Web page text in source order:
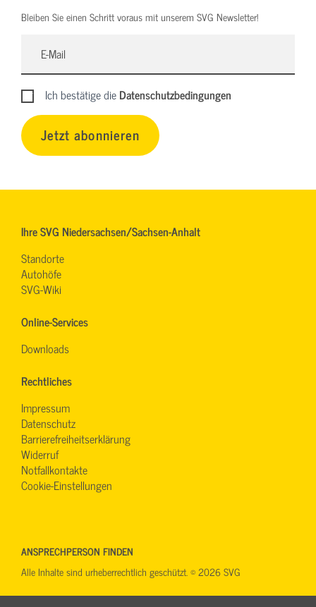
Bleiben Sie einen Schritt voraus mit unserem SVG Newsletter!
Ich bestätige dieDatenschutzbedingungen
Jetzt abonnieren
Ihre SVG Niedersachsen/Sachsen-Anhalt
Standorte
Autohöfe
SVG-Wiki
Online-Services
Downloads
Rechtliches
Impressum
Datenschutz
Barrierefreiheitserklärung
Widerruf
Notfallkontakte
Cookie-Einstellungen
ANSPRECHPERSON FINDEN
Alle Inhalte sind urheberrechtlich geschützt. © 2026 SVG